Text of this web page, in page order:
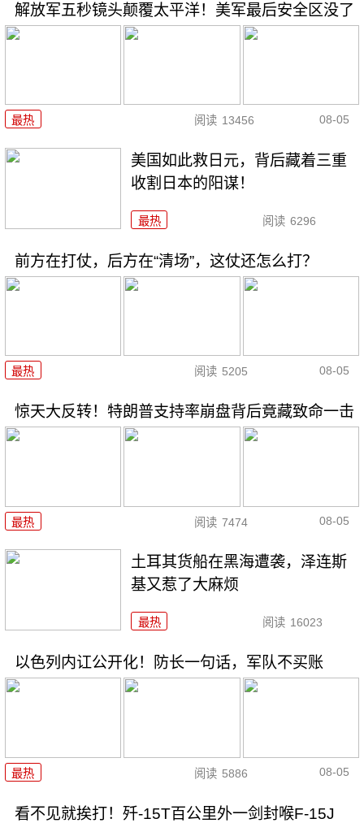
解放军五秒镜头颠覆太平洋！美军最后安全区没了
最热 阅读 13456 08-05
美国如此救日元，背后藏着三重
收割日本的阳谋！
最热 阅读 6296
前方在打仗，后方在“清场”，这仗还怎么打？
最热 阅读 5205 08-05
惊天大反转！特朗普支持率崩盘背后竟藏致命一击
最热 阅读 7474 08-05
土耳其货船在黑海遭袭，泽连斯
基又惹了大麻烦
最热 阅读 16023
以色列内讧公开化！防长一句话，军队不买账
最热 阅读 5886 08-05
看不见就挨打！歼-15T百公里外一剑封喉F-15J